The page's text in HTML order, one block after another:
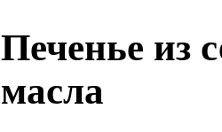
Печенье из
масла